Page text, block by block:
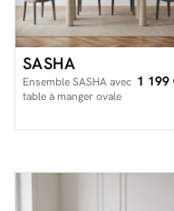
SASHA
Ensemble SASHA avec
table à manger ovale
1 199